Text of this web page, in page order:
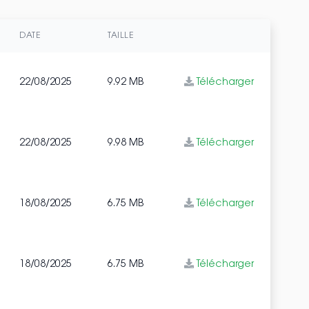
DATE TAILLE
22/08/2025 9.92 MB Télécharger
22/08/2025 9.98 MB Télécharger
18/08/2025 6.75 MB Télécharger
18/08/2025 6.75 MB Télécharger